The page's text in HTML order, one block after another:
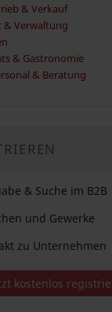
& Verkauf
& Verwaltung
& Gastronomie
& Beratung
& Suche im B2B
und Gewerke
zu Unternehmen
kostenlos